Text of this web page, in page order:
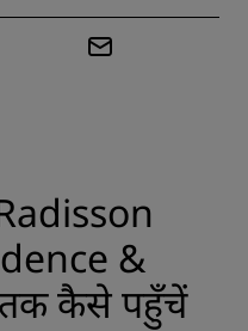
&
कैसे पहुँचें